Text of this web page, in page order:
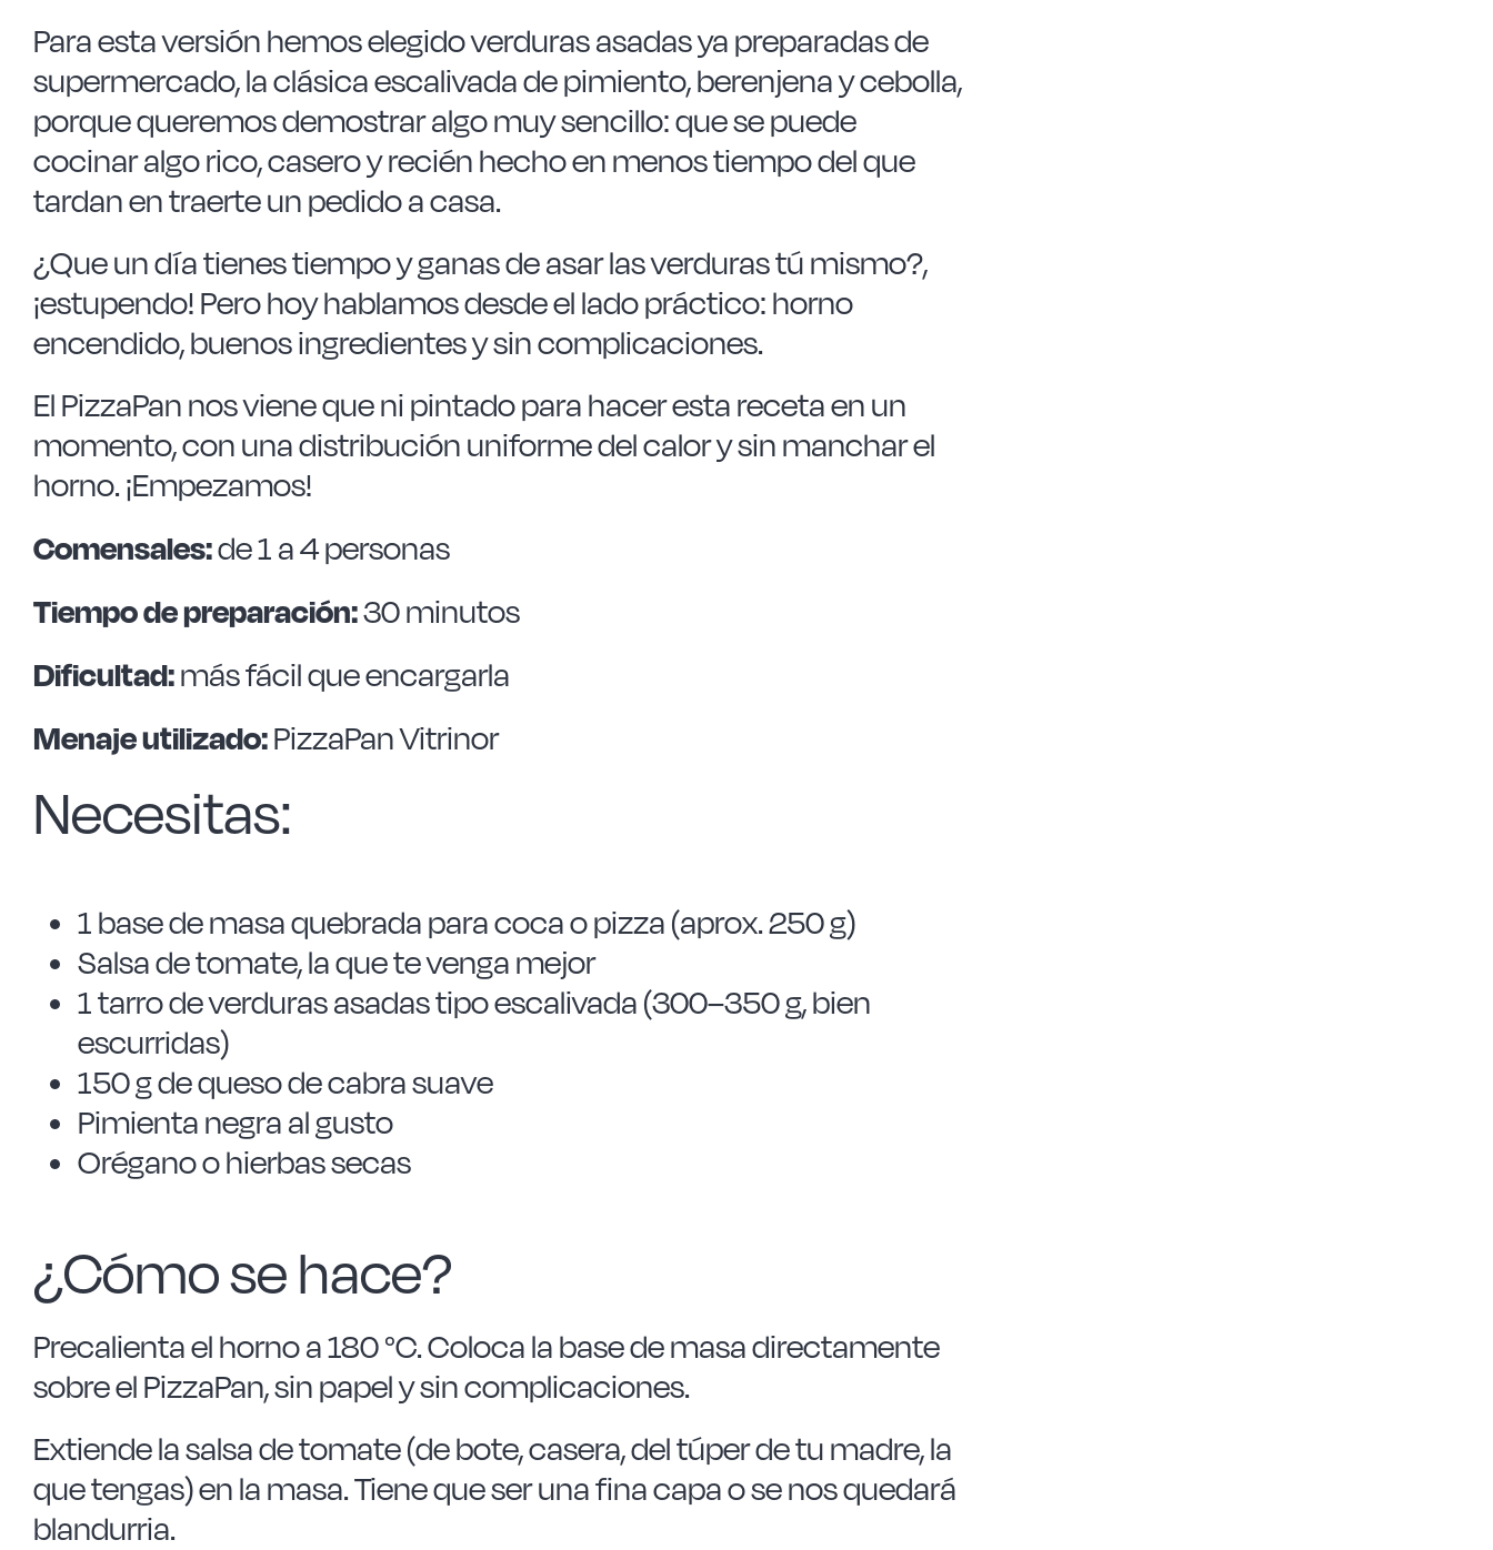
Para esta versión hemos elegidoverduras asadas ya preparadas de
supermercado, la clásica escalivada de pimiento, berenjena y cebolla,
porque queremos demostrar algo muy sencillo: que se puede
cocinar algo rico, casero y recién hechoen menos tiempo del que
tardan en traerte un pedido a casa.
¿Que un día tienes tiempo y ganas de asar las verduras tú mismo?,
¡estupendo! Pero hoy hablamos desde el lado práctico: horno
encendido, buenos ingredientes y sin complicaciones.
El PizzaPan nos viene que ni pintado para hacer esta receta en un
momento, con una distribución uniforme del calor y sin manchar el
horno. ¡Empezamos!
Comensales:de 1 a 4 personas
Tiempo de preparación:30 minutos
Dificultad:más fácil que encargarla
Menaje utilizado:PizzaPan Vitrinor
Necesitas:
1 base de masa quebrada para coca o pizza (aprox. 250 g)
Salsa de tomate, la que te venga mejor
1 tarro de verduras asadas tipo escalivada (300–350 g, bien
escurridas)
150 g de queso de cabra suave
Pimienta negra al gusto
Orégano o hierbas secas
¿Cómo se hace?
Precalienta el horno a 180 °C. Coloca la base de masa directamente
sobre el PizzaPan, sin papel y sin complicaciones.
Extiende la salsa de tomate (de bote, casera, del túper de tu madre, la
que tengas) en la masa. Tiene que ser una fina capa o se nos quedará
blandurria.